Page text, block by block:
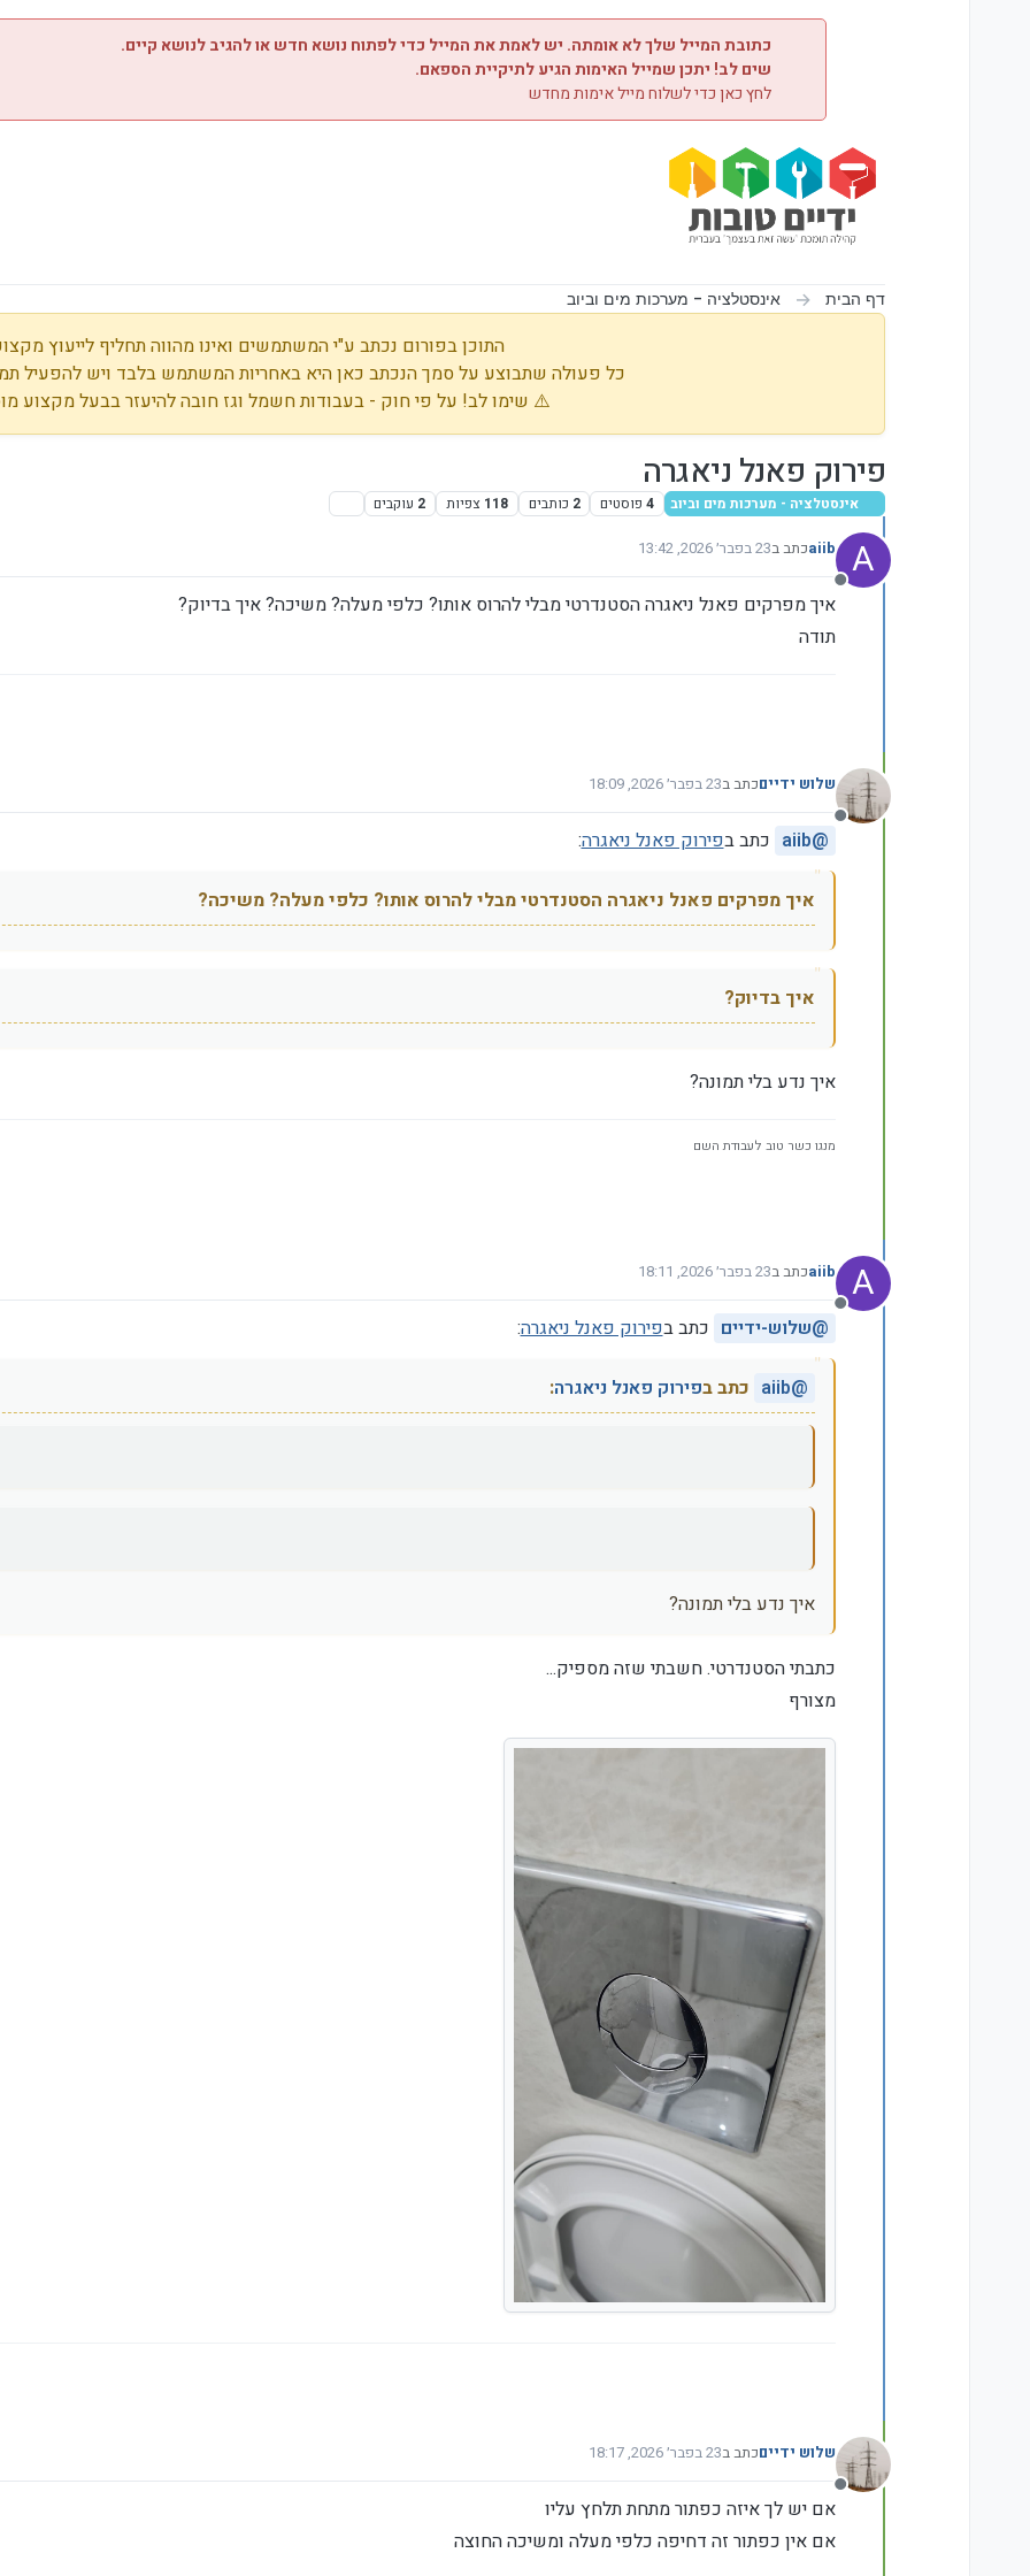
כתובת המייל שלך לא אומתה. יש לאמת את המייל כדי לפתוח נושא חדש או להגיב לנושא קיים.
שים לב! יתכן שמייל האימות הגיע לתיקיית הספאם.
לחץ כאן כדי לשלוח מייל אימות מחדש
דף הבית אינסטלציה - מערכות מים וביוב
התוכן בפורום נכתב ע"י המשתמשים ואינו מהווה תחליף לייעוץ
כל פעולה שתבוצע על סמך הנכתב כאן היא באחריות המשתמש בלבד ויש להפעיל
⚠️ שימו לב! על פי חוק - בעבודות חשמל וגז חובה להיעזר בבעל מקצוע
פירוק פאנל ניאגרה
אינסטלציה - מערכות מים וביוב 4 פוסטים 2 כותבים 118 צפיות 2 עוקבים
A
מנותק
aiibכתב ב23 בפבר׳ 2026, 13:42
נערך לאחרונה על ידי
איך מפרקים פאנל ניאגרה הסטנדרטי מבלי להרוס אותו? כלפי מעלה? משיכה? איך בדיוק?
תודה
מנותק
שלוש ידייםכתב ב23 בפבר׳ 2026, 18:09
נערך לאחרונה על ידי
@
aiib כתב בפירוק פאנל ניאגרה:
איך מפרקים פאנל ניאגרה הסטנדרטי מבלי להרוס אותו? כלפי מעלה? משיכה?
איך בדיוק?
איך נדע בלי תמונה?
מנגו כשר טוב לעבודת השם
A
מנותק
aiibכתב ב23 בפבר׳ 2026, 18:11
נערך לאחרונה על ידי
@שלוש-ידיים כתב בפירוק פאנל ניאגרה:
@
aiib כתב בפירוק פאנל ניאגרה:
איך נדע בלי תמונה?
כתבתי הסטנדרטי. חשבתי שזה מספיק...
מצורף
מנותק
שלוש ידייםכתב ב23 בפבר׳ 2026, 18:17
נערך לאחרונה על ידי
אם יש לך איזה כפתור מתחת תלחץ עליו
אם אין כפתור זה דחיפה כלפי מעלה ומשיכה החוצה